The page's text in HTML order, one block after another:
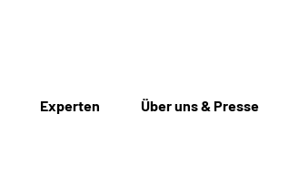
Experten Über uns & Presse